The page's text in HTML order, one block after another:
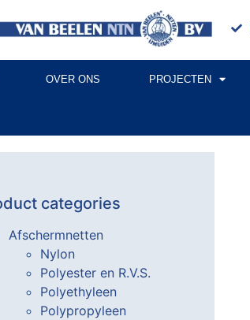
OVER ONS PROJECTEN
categories
Afschermnetten
Nylon
Polyester en R.V.S.
Polyethyleen
Polypropyleen